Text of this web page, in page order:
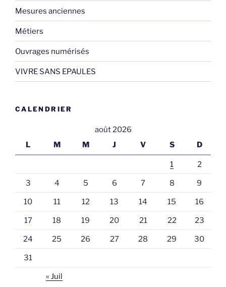
Mesures anciennes
Métiers
Ouvrages numérisés
VIVRE SANS EPAULES
CALENDRIER
août 2026
L
M M J V S D
1 2
3 4 5 6 7 8 9
10 11 12 13 14 15 16
17 18 19 20 21 22 23
24 25 26 27 28 29 30
31
« Juil